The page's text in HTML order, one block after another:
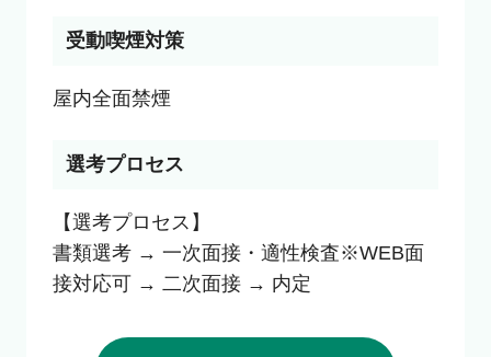
受動喫煙対策
選考プロセス
【選考プロセス】
書類選考 → 一次面接・適性検査※WEB面
接対応可 → 二次面接 → 内定